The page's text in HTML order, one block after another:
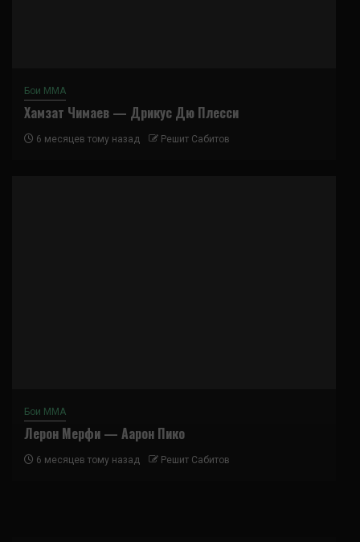
Бои ММА
Хамзат Чимаев — Дрикус Дю Плесси
6 месяцев тому назад Решит Сабитов
Бои ММА
Лерон Мерфи — Аарон Пико
6 месяцев тому назад Решит Сабитов